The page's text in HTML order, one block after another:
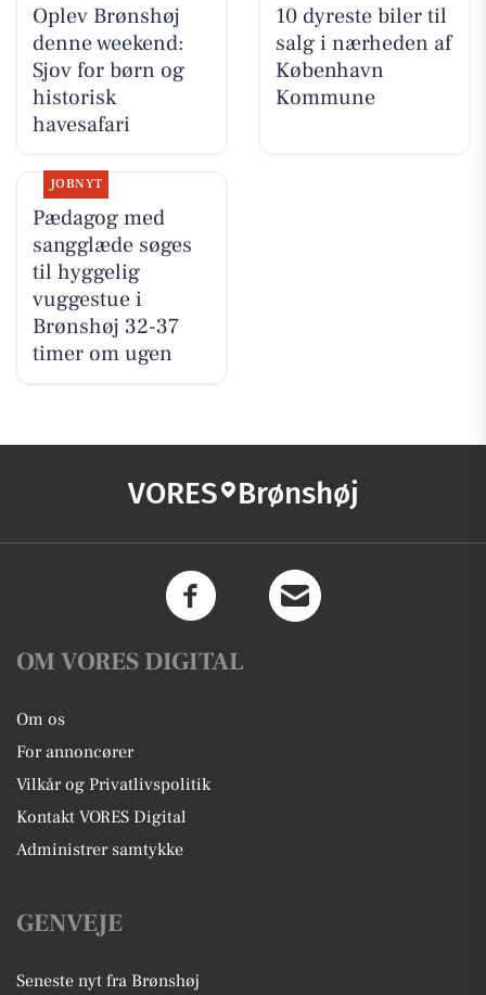
Oplev Brønshøj
denne weekend:
Sjov for børn og
historisk
havesafari
10 dyreste biler til
salg i nærheden af
København
Kommune
JOBNYT
Pædagog med
sangglæde søges
til hyggelig
vuggestue i
Brønshøj 32-37
timer om ugen
VORES Brønshøj
OM VORES DIGITAL
Om os
For annoncører
Vilkår og Privatlivspolitik
Kontakt VORES Digital
Administrer samtykke
GENVEJE
Seneste nyt fra Brønshøj